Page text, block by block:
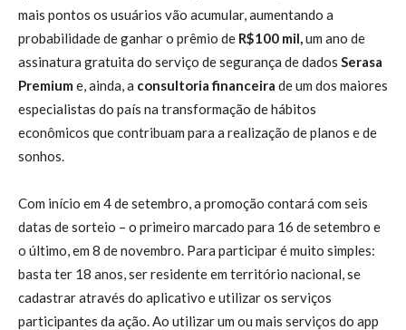
mais pontos os usuários vão acumular, aumentando a
probabilidade de ganhar o prêmio de R$100 mil, um ano de
assinatura gratuita do serviço de segurança de dados Serasa
Premium e, ainda, a consultoria financeira de um dos maiores
especialistas do país na transformação de hábitos
econômicos que contribuam para a realização de planos e de
sonhos.
Com início em 4 de setembro, a promoção contará com seis
datas de sorteio – o primeiro marcado para 16 de setembro e
o último, em 8 de novembro. Para participar é muito simples:
basta ter 18 anos, ser residente em território nacional, se
cadastrar através do aplicativo e utilizar os serviços
participantes da ação. Ao utilizar um ou mais serviços do app